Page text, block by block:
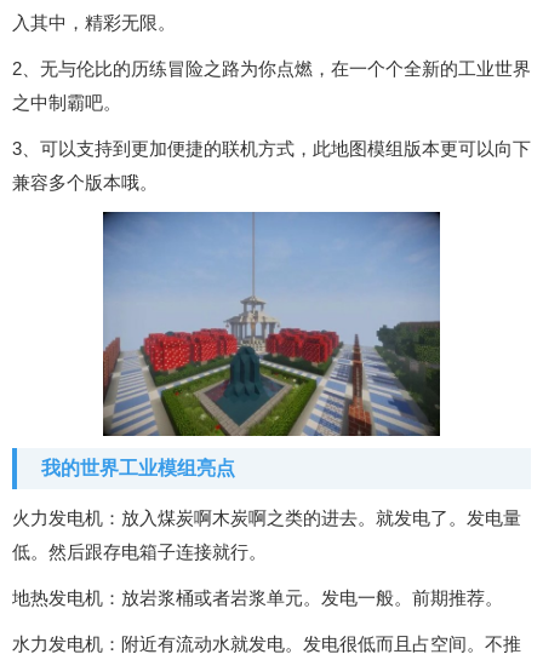
入其中，精彩无限。
2、无与伦比的历练冒险之路为你点燃，在一个个全新的工业世界
之中制霸吧。
3、可以支持到更加便捷的联机方式，此地图模组版本更可以向下
兼容多个版本哦。
我的世界工业模组亮点
火力发电机：放入煤炭啊木炭啊之类的进去。就发电了。发电量
低。然后跟存电箱子连接就行。
地热发电机：放岩浆桶或者岩浆单元。发电一般。前期推荐。
水力发电机：附近有流动水就发电。发电很低而且占空间。不推